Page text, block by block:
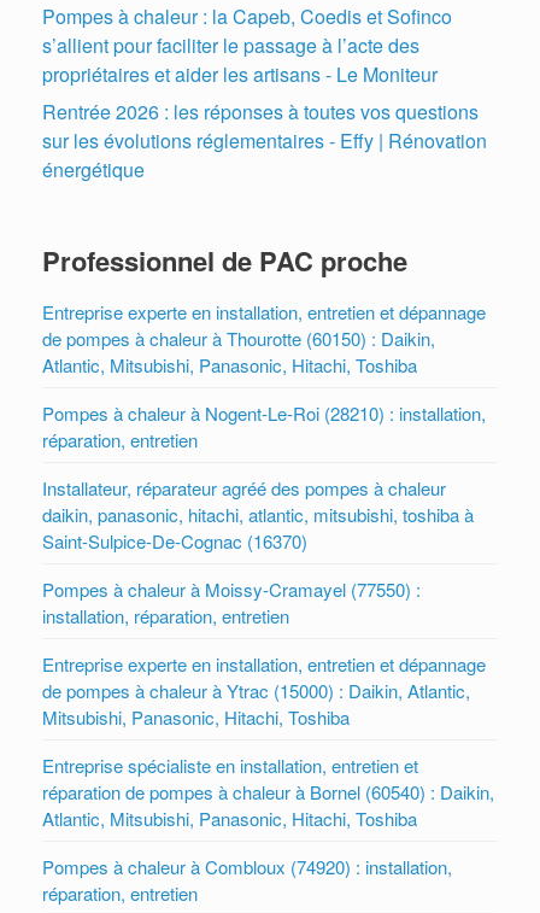
Pompes à chaleur : la Capeb, Coedis et Sofinco
s’allient pour faciliter le passage à l’acte des
propriétaires et aider les artisans - Le Moniteur
Rentrée 2026 : les réponses à toutes vos questions
sur les évolutions réglementaires - Effy | Rénovation
énergétique
Professionnel de PAC proche
Entreprise experte en installation, entretien et dépannage
de pompes à chaleur à Thourotte (60150) : Daikin,
Atlantic, Mitsubishi, Panasonic, Hitachi, Toshiba
Pompes à chaleur à Nogent-Le-Roi (28210) : installation,
réparation, entretien
Installateur, réparateur agréé des pompes à chaleur
daikin, panasonic, hitachi, atlantic, mitsubishi, toshiba à
Saint-Sulpice-De-Cognac (16370)
Pompes à chaleur à Moissy-Cramayel (77550) :
installation, réparation, entretien
Entreprise experte en installation, entretien et dépannage
de pompes à chaleur à Ytrac (15000) : Daikin, Atlantic,
Mitsubishi, Panasonic, Hitachi, Toshiba
Entreprise spécialiste en installation, entretien et
réparation de pompes à chaleur à Bornel (60540) : Daikin,
Atlantic, Mitsubishi, Panasonic, Hitachi, Toshiba
Pompes à chaleur à Combloux (74920) : installation,
réparation, entretien